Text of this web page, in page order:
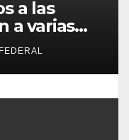
a las
a varias